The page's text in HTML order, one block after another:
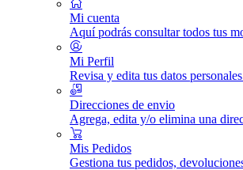
Mi cuenta
Aquí podrás consultar todos tus
Mi Perfil
Revisa y edita tus datos
Direcciones de envio
Agrega, edita y/o elimina una
Mis Pedidos
Gestiona tus pedidos,